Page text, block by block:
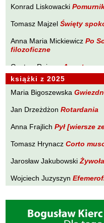
Chojnowski Zbigniew
Cichowlas Robert
Cisło Maciej
Czaplewski Wojciech
Czuku Marek
Drobnik Łukasz
Drzewucki Janusz
Fajfer Kazimierz
PLANETA Ewy Sonnenberg
PONIEWCZASIE.
POPNARRACJE Łukasza
PURPURA Izabeli Szolc
WĘDRÓWKI
Z DALA OD ZGIEŁKU
Konrad Liskowacki
Tomasz MajzelŚwięty
Anna Maria MickiewiczPo
filozoficzne
Gustaw RajmusAngst
Karol SamselAutodafe 9
książki z 2025
Maria Bigoszewska
Jan DrzeżdżonRotardania
Anna FrajlichPył [wiersze
Tomasz HrynaczCorto
Jarosław Jakubowski
Wojciech Juzyszyn
Andrzej KopackiAgrygent